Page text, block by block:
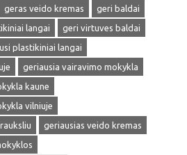
geras veido kremas
geri baldai
langai
geri virtuves baldai
plastikiniai langai
geriausia vairavimo mokykla
kaune
vilniuje
geriausias veido kremas